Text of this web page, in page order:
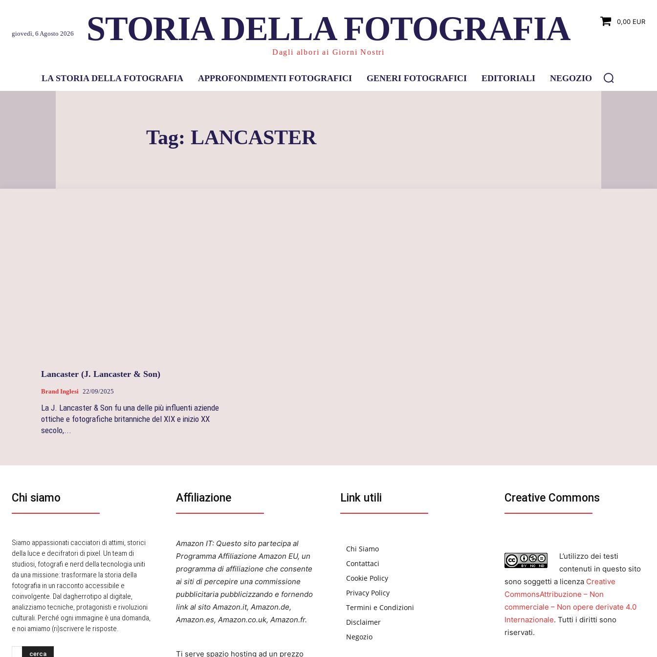
giovedì, 6 Agosto 2026 STORIA DELLA FOTOGRAFIA
Dagli albori ai Giorni Nostri
0,00 EUR
LA STORIA DELLA FOTOGRAFIA APPROFONDIMENTI FOTOGRAFICI GENERI FOTOGRAFICI EDITORIALI NEGOZIO
Tag: LANCASTER
Lancaster (J. Lancaster & Son)
Brand Inglesi 22/09/2025
La J. Lancaster & Son fu una delle più influenti aziende
ottiche e fotografiche britanniche del XIX e inizio XX
secolo,...
Chi siamo
Siamo appassionati cacciatori di attimi, storici
della luce e decifratori di pixel. Un team di
studiosi, fotografi e nerd della tecnologia uniti
da una missione: trasformare la storia della
fotografia in un racconto accessibile e
coinvolgente. Dal dagherrotipo al digitale,
analizziamo tecniche, protagonisti e rivoluzioni
culturali. Perché ogni immagine è una domanda,
e noi amiamo (ri)scrivere le risposte.
cerca
Affiliazione
Amazon IT: Questo sito partecipa al
Programma Affiliazione Amazon EU, un
programma di affiliazione che consente
ai siti di percepire una commissione
pubblicitaria pubblicizzando e fornendo
link al sito Amazon.it, Amazon.de,
Amazon.es, Amazon.co.uk, Amazon.fr.
Ti serve spazio hosting ad un prezzo
Link utili
Chi Siamo
Contattaci
Cookie Policy
Privacy Policy
Termini e Condizioni
Disclaimer
Negozio
Creative Commons
L’utilizzo dei testi
contenuti in questo sito
sono soggetti a licenza Creative
CommonsAttribuzione – Non
commerciale – Non opere derivate 4.0
Internazionale. Tutti i diritti sono
riservati.